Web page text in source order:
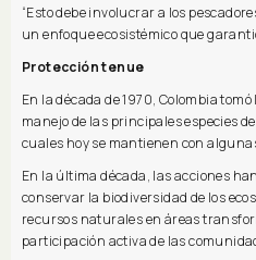
“Esto debe involucrar a los
un enfoque ecosistémico que
Protección tenue
En la década de 1970, Colombia
manejo de las principales especies
cuales hoy se mantienen con
En la última década, las acciones
conservar la biodiversidad de los
recursos naturales en áreas
participación activa de las